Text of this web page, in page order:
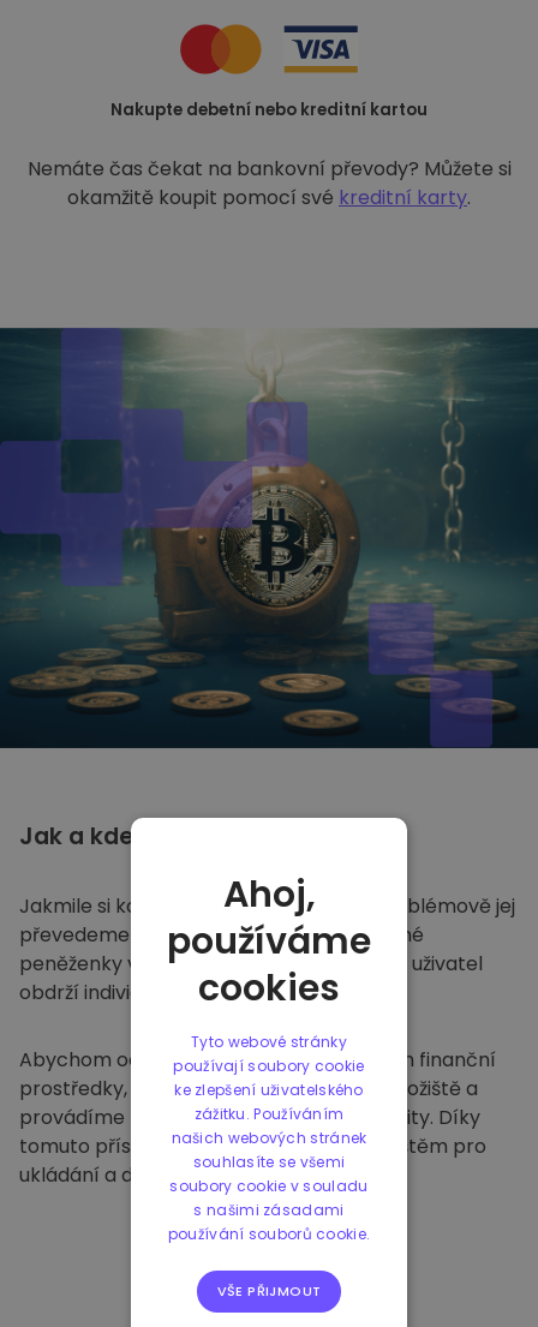
Nakupte debetní nebo kreditní kartou
Nemáte čas čekat na bankovní převody? Můžete si
okamžitě koupit pomocí své kreditní karty.
Jak a kde
Jakmile si koupíte na Kriptomatu
, bezproblémově jej
převedeme do vaší vyhrazené a bezpečné
peněženky v rámci naší platformy. Každý uživatel
obdrží individuální peněženku.
Abychom ochránili naše zákazníky a jejich finanční
prostředky, nabízíme bezpečné offline úložiště a
provádíme pravidelné bezpečnostní audity. Díky
tomuto přístupu je naše platforma útočištěm pro
ukládání a dalších kryptoměn.
Ahoj,
používáme
cookies
Tyto webové stránky
používají soubory cookie
ke zlepšení uživatelského
zážitku. Používáním
našich webových stránek
souhlasíte se všemi
soubory cookie v souladu
s našimi zásadami
používání souborů cookie.
VŠE PŘIJMOUT